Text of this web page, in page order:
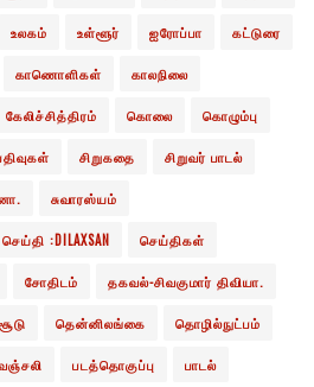
உலகம் உள்ளூர் ஐரோப்பா கட்டுரை
காணொளிகள் காலநிலை
கேலிச்சித்திரம் கொலை கொழும்பு
சிறுகதை சிறுவர் பாடல்
சுவாரஸ்யம்
செய்தி :DILAXSAN செய்திகள்
சோதிடம் தகவல்-சிவகுமார் திவியா.
தென்னிலங்கை தொழில்நுட்பம்
படத்தொகுப்பு பாடல்